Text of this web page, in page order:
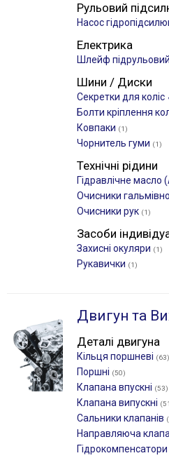
Рульовий
Насос
Електрика
Шлейф підрульовий
Шини / Диски
Секретки для коліс
Болти кріплення
Ковпаки (1)
Чорнитель гуми (1)
Технічні рідини
Гідравлічне масло
Очисники
Очисники рук (1)
Засоби
Захисні окуляри (1)
Рукавички (1)
Двигун та
Деталі двигуна
Кільця поршневі (63)
Поршні (50)
Клапана впускні (53)
Клапана випускні
Сальники клапанів
Направляюча
Гідрокомпенсатори